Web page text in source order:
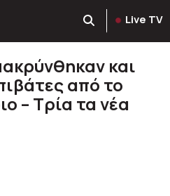
Live TV
και
από το
– Τρία τα νέα